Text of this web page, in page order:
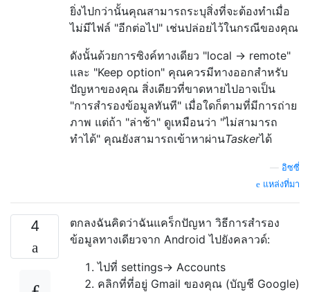
ยิ่งไปกว่านั้นคุณสามารถระบุสิ่งที่จะต้องทำเมื่อ
ไม่มีไฟล์ "อีกต่อไป" เช่นปล่อยไว้ในกรณีของคุณ
ดังนั้นด้วยการซิงค์ทางเดียว "local → remote"
และ "Keep option" คุณควรมีทางออกสำหรับ
ปัญหาของคุณ สิ่งเดียวที่ขาดหายไปอาจเป็น
"การสำรองข้อมูลทันที" เมื่อใดก็ตามที่มีการถ่าย
ภาพ แต่ถ้า "ล่าช้า" ดูเหมือนว่า "ไม่สามารถ
ทำได้" คุณยังสามารถเข้าหาผ่านTaskerได้
อิซซี่
แหล่งที่มา
4
ตกลงฉันคิดว่าฉันแคร็กปัญหา วิธีการสำรอง
ข้อมูลทางเดียวจาก Android ไปยังคลาวด์:
ไปที่ settings-> Accounts
คลิกที่ที่อยู่ Gmail ของคุณ (บัญชี Google)